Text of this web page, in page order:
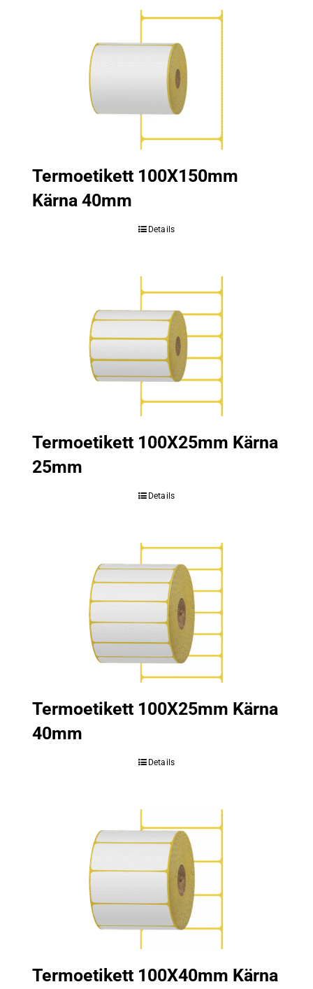
Termoetikett 100X150mm
Kärna 40mm
Details
Termoetikett 100X25mm Kärna
25mm
Details
Termoetikett 100X25mm Kärna
40mm
Details
Termoetikett 100X40mm Kärna